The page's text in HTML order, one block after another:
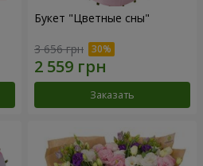
Букет "Цветные сны"
3 656 грн
Заказать